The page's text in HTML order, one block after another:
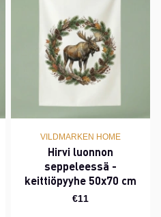
VILDMARKEN HOME
Hirvi luonnon
seppeleessä -
keittiöpyyhe 50x70 cm
€11